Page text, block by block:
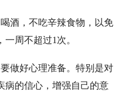
酒，不吃辛辣食物，以免
周不超过1次。
做好心理准备。特别是对
病的信心，增强自己的意